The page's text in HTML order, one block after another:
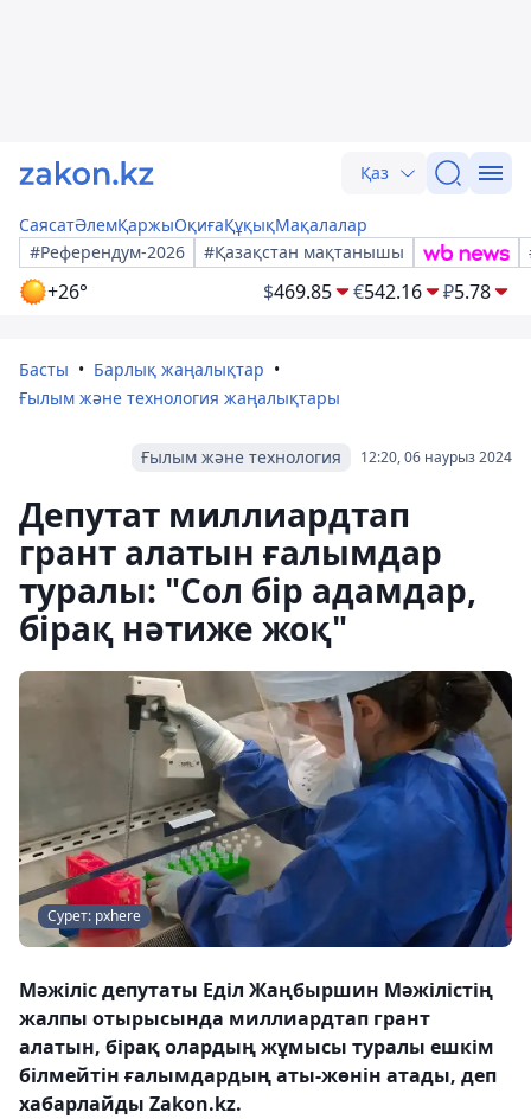
Қаз
СаясатӘлемҚаржыОқиғаҚұқықМақалалар
#Референдум-2026
#Қазақстан мақтанышы
+26° $469.85 €542.16 ₽5.78
Басты
Барлық жаңалықтар
Ғылым және технология жаңалықтары
12:20, 06 наурыз 2024
Ғылым және технология
Депутат миллиардтап
грант алатын ғалымдар
туралы: "Сол бір адамдар,
бірақ нәтиже жоқ"
Сурет: pxhere
Мәжіліс депутаты Еділ Жаңбыршин Мәжілістің
жалпы отырысында миллиардтап грант
алатын, бірақ олардың жұмысы туралы ешкім
білмейтін ғалымдардың аты-жөнін атады, деп
хабарлайды Zakon.kz.